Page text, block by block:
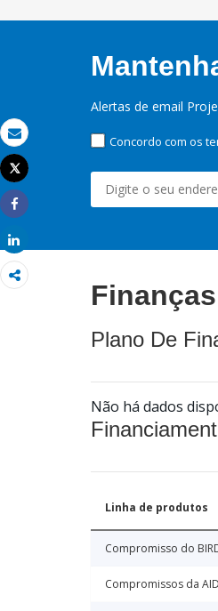
Email
Imprimir
Tweet
Share
Alertas de email
Concordo com os
Finanças
Plano De
Não há dados
Linha de produtos
Compromisso do
Compromissos da AID